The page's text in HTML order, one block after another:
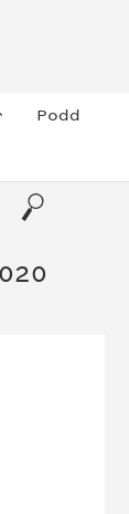
Podd
Sök